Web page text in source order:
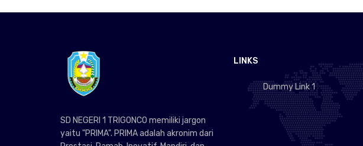
SD NEGERI 1 TRIGONCO memiliki jargon
yaitu "PRIMA". PRIMA adalah akronim dari
LINKS
Dummy Link 1